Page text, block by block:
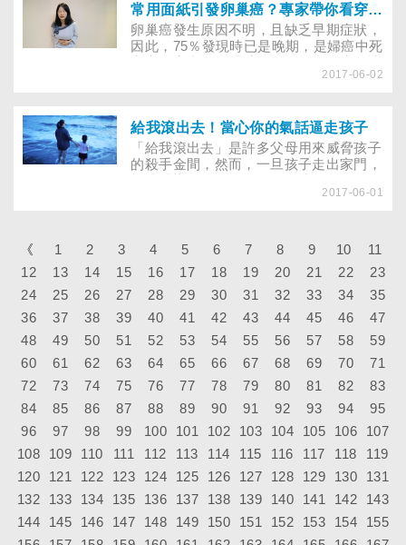
常用面紙引發卵巢癌？專家帶你看穿卵巢癌９迷思
卵巢癌發生原因不明，且缺乏早期症狀，
因此，75％發現時已是晚期，是婦癌中死
人產生許多迷思與誤解，且由婦科專家一
2017-06-02
給我滾出去！當心你的氣話逼走孩子
「給我滾出去」是許多父母用來威脅孩子
的殺手金間，然而，一旦孩子走出家門，
將關愛傳達給孩子，留人也留心，讓他感
2017-06-01
《 1 2 3 4 5 6 7 8 9 10
11
12
13 14 15 16 17 18 19 20 21 22
23
24
25 26 27 28 29 30 31 32 33 34
35
36
37 38 39 40 41 42 43 44 45 46
47
48
49 50 51 52 53 54 55 56 57 58
59
60
61 62 63 64 65 66 67 68 69 70
71
72
73 74 75 76 77 78 79 80 81 82
83
84
85 86 87 88 89 90 91 92 93 94
95
96
97 98 99 100 101 102 103 104 105 106
107
108
109 110 111 112 113 114 115 116 117 118
119
120
121 122 123 124 125 126 127 128 129 130
131
132
133 134 135 136 137 138 139 140 141 142
143
144
145 146 147 148 149 150 151 152 153 154
155